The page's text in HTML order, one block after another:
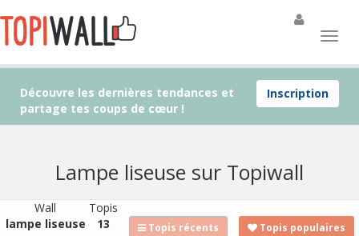
Inscription
Découvre les dernières tendances et
partage tes coups de cœur !
Lampe liseuse sur Topiwall
Wall
lampe liseuse
Topis
13
Topis récents Topis populaires